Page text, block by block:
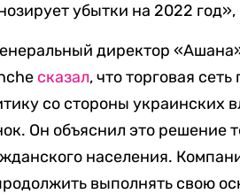
убытки на 2022
директор
сказал, что торговая
со стороны украинских
Он объяснил это решение
населения.
выполнять свою